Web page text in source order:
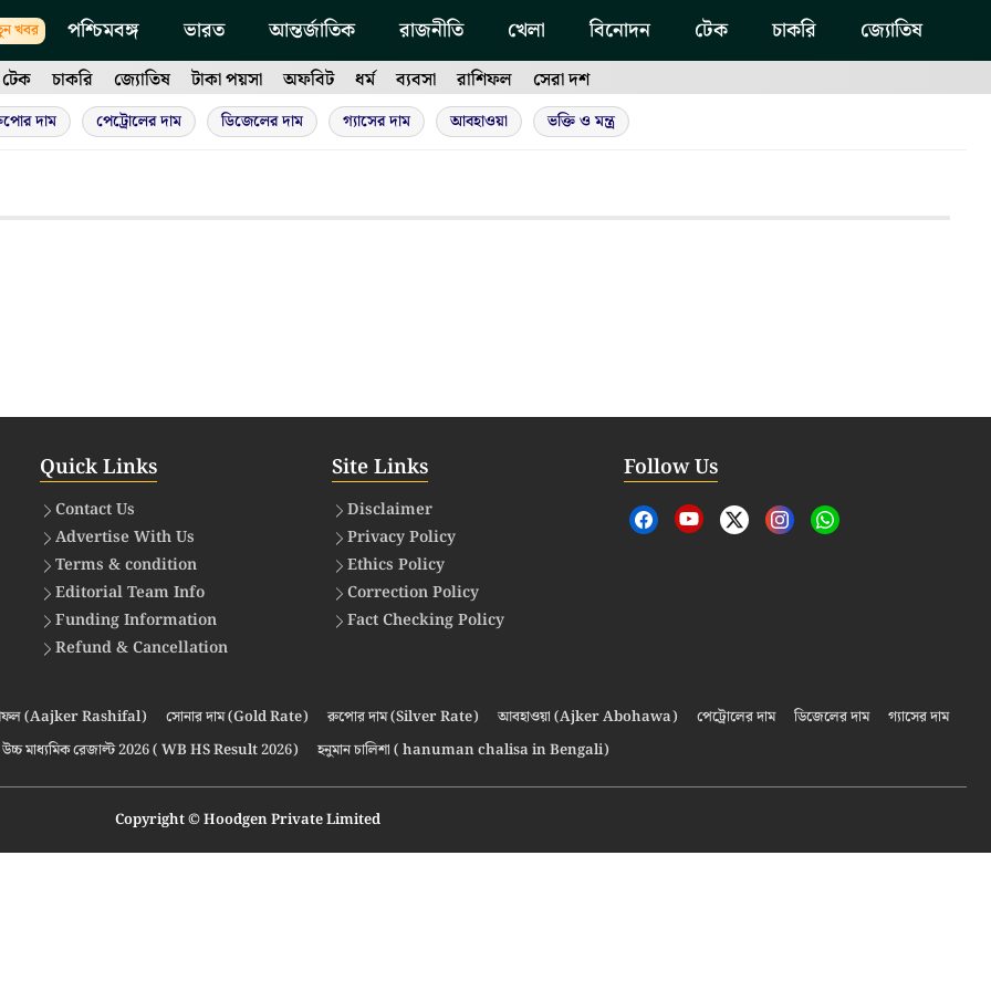
খবর পশ্চিমবঙ্গ ভারত আন্তর্জাতিক রাজনীতি খেলা বিনোদন টেক চাকরি জ্যোতিষ
টেক চাকরি জ্যোতিষ টাকা পয়সা অফবিট ধর্ম ব্যবসা রাশিফল সেরা দশ
দাম পেট্রোলের দাম ডিজেলের দাম গ্যাসের দাম আবহাওয়া ভক্তি ও মন্ত্র
Quick Links
Contact Us
Advertise With Us
Terms & condition
Editorial Team Info
Funding Information
Refund & Cancellation
Site Links
Disclaimer
Privacy Policy
Ethics Policy
Correction Policy
Fact Checking Policy
Follow Us
(Aajker Rashifal) সোনার দাম (Gold Rate) রুপোর দাম (Silver Rate) আবহাওয়া (Ajker Abohawa) পেট্রোলের দাম ডিজেলের দাম
গ্যাসের দাম
উচ্চ মাধ্যমিক রেজাল্ট 2026 ( WB HS Result 2026) হনুমান চালিশা ( hanuman chalisa in Bengali)
Copyright © Hoodgen Private Limited